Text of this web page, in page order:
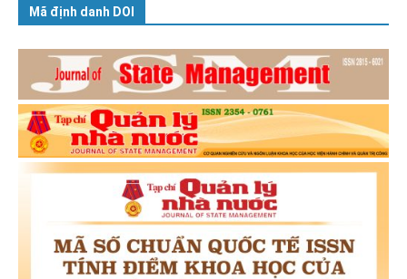
Mã định danh DOI